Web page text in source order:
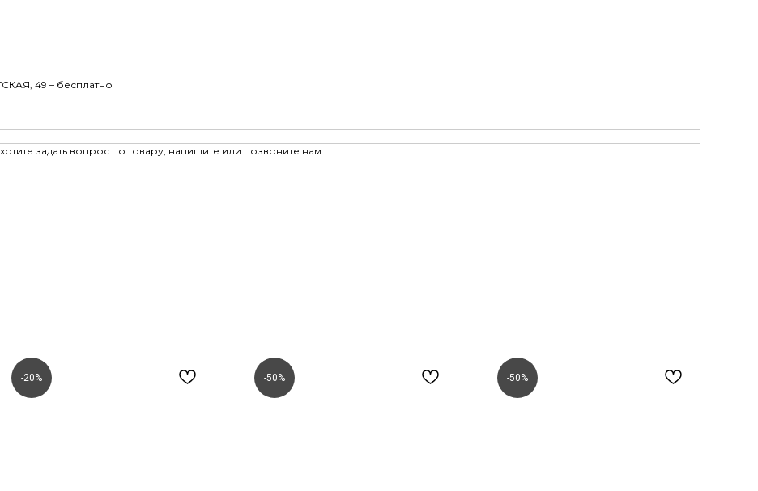
49 – бесплатно
задать вопрос по товару, напишите или позвоните нам:
-20% -50% -50%